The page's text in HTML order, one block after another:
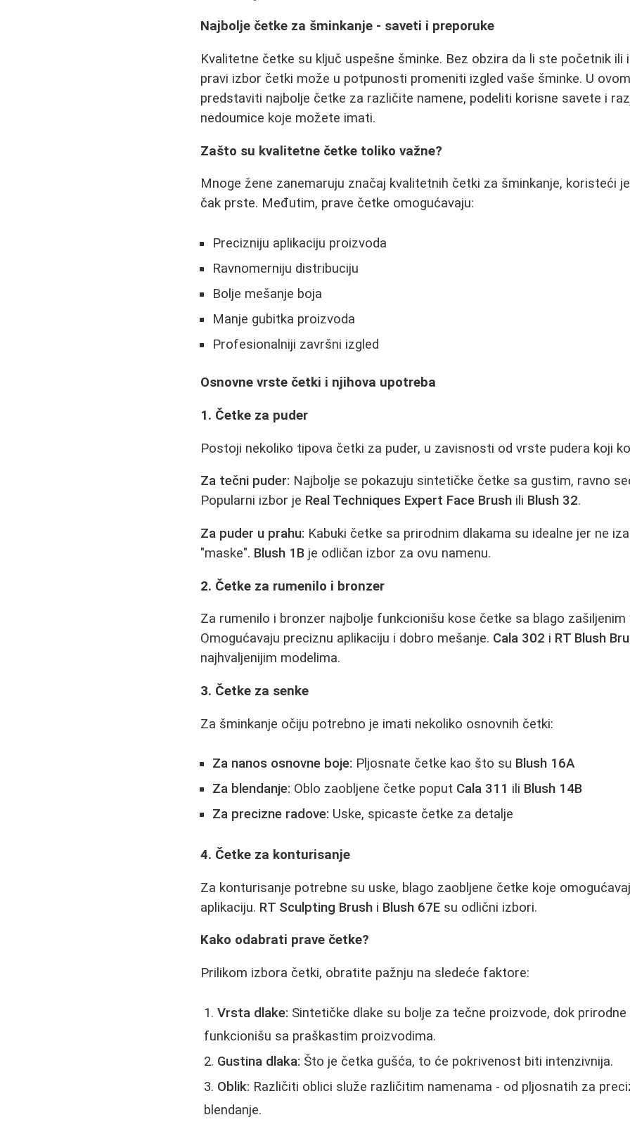
Najbolje četke za šminkanje - saveti i preporuke
Kvalitetne četke su ključ uspešne šminke. Bez obzira da li ste početnik ili
pravi izbor četki može u potpunosti promeniti izgled vaše šminke. U
predstaviti najbolje četke za različite namene, podeliti korisne savete i
nedoumice koje možete imati.
Zašto su kvalitetne četke toliko važne?
Mnoge žene zanemaruju značaj kvalitetnih četki za šminkanje, koristeći
čak prste. Međutim, prave četke omogućavaju:
Precizniju aplikaciju proizvoda
Ravnomerniju distribuciju
Bolje mešanje boja
Manje gubitka proizvoda
Profesionalniji završni izgled
Osnovne vrste četki i njihova upotreba
1. Četke za puder
Postoji nekoliko tipova četki za puder, u zavisnosti od vrste pudera koji
Za tečni puder: Najbolje se pokazuju sintetičke četke sa gustim, ravno
Popularni izbor je Real Techniques Expert Face Brush ili Blush 32.
Za puder u prahu: Kabuki četke sa prirodnim dlakama su idealne jer ne
"maske". Blush 1B je odličan izbor za ovu namenu.
2. Četke za rumenilo i bronzer
Za rumenilo i bronzer najbolje funkcionišu kose četke sa blago zašiljenim
Omogućavaju preciznu aplikaciju i dobro mešanje. Cala 302 i RT Blush
najhvaljenijim modelima.
3. Četke za senke
Za šminkanje očiju potrebno je imati nekoliko osnovnih četki:
Za nanos osnovne boje: Pljosnate četke kao što su Blush 16A
Za blendanje: Oblo zaobljene četke poput Cala 311 ili Blush 14B
Za precizne radove: Uske, spicaste četke za detalje
4. Četke za konturisanje
Za konturisanje potrebne su uske, blago zaobljene četke koje
aplikaciju. RT Sculpting Brush i Blush 67E su odlični izbori.
Kako odabrati prave četke?
Prilikom izbora četki, obratite pažnju na sledeće faktore:
Vrsta dlake: Sintetičke dlake su bolje za tečne proizvode, dok prirodne
funkcionišu sa praškastim proizvodima.
Gustina dlaka: Što je četka gušća, to će pokrivenost biti intenzivnija.
Oblik: Različiti oblici služe različitim namenama - od pljosnatih za
blendanje.